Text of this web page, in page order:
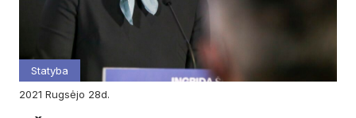
Statyba
2021
rugsėjo 28d.